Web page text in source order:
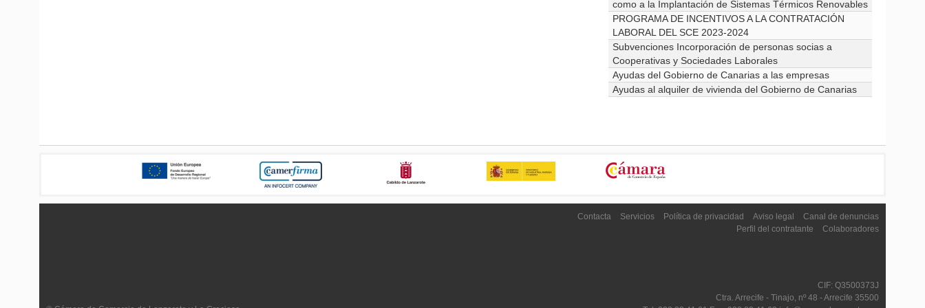
como a la Implantación de Sistemas Térmicos Renovables
PROGRAMA DE INCENTIVOS A LA CONTRATACIÓN
LABORAL DEL SCE 2023-2024
Subvenciones Incorporación de personas socias a
Cooperativas y Sociedades Laborales
Ayudas del Gobierno de Canarias a las empresas
Ayudas al alquiler de vivienda del Gobierno de Canarias
Contacta Servicios Política de privacidad Aviso legal
Canal de denuncias
Perfil del contratante
Colaboradores
CIF: Q3500373J
Ctra. Arrecife - Tinajo, nº 48 - Arrecife 35500